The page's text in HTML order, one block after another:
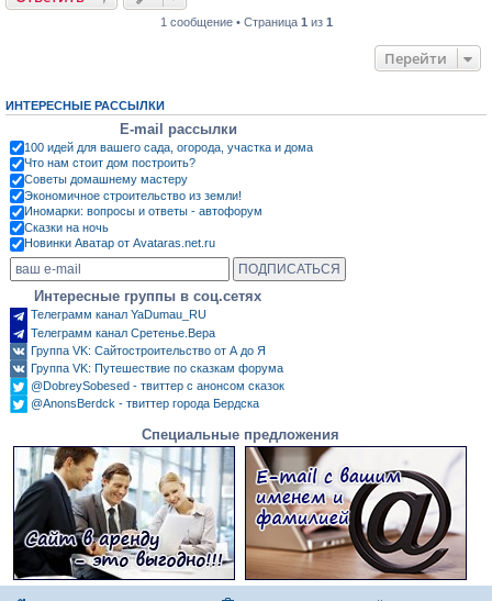
1 сообщение • Страница 1 из 1
Перейти
ИНТЕРЕСНЫЕ РАССЫЛКИ
E-mail рассылки
100 идей для вашего сада, огорода, участка и дома
Что нам стоит дом построить?
Советы домашнему мастеру
Экономичное строительство из земли!
Иномарки: вопросы и ответы - автофорум
Сказки на ночь
Новинки Аватар от Avataras.net.ru
Интересные группы в соц.сетях
Телеграмм канал YaDumau_RU
Телеграмм канал Сретенье.Вера
Группа VK: Сайтостроительство от А до Я
Группа VK: Путешествие по сказкам форума
@DobreySobesed - твиттер с анонсом сказок
@AnonsBerdck - твиттер города Бердска
Специальные предложения